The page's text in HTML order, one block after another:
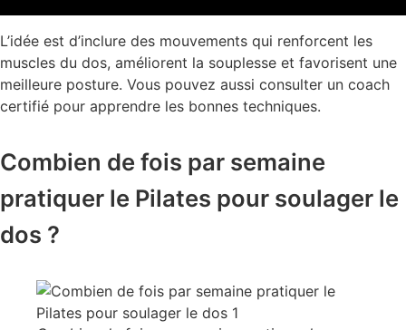
L’idée est d’inclure des mouvements qui renforcent les
muscles du dos, améliorent la souplesse et favorisent une
meilleure posture. Vous pouvez aussi consulter un coach
certifié pour apprendre les bonnes techniques.
Combien de fois par semaine
pratiquer le Pilates pour soulager le
dos ?